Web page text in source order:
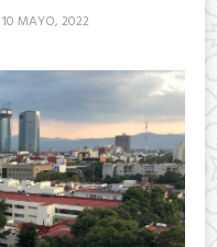
10 MAYO, 2022